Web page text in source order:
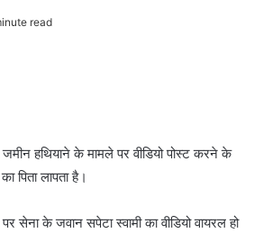
read
जमीन हथियाने के मामले पर वीडियो पोस्‍ट करने के
पिता लापता है।
सेना के जवान सपेटा स्‍वामी का वीडियो वायरल हो